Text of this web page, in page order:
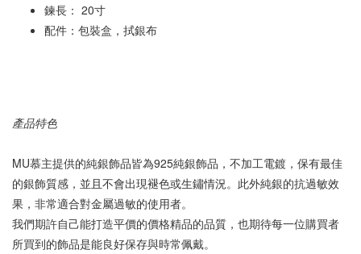
鍊長： 20寸
配件：包裝盒，拭銀布
產品特色
MU慕主提供的純銀飾品皆為925純銀飾品，不加工電鍍，保有最佳
的銀飾質感，並且不會出現褪色或生鏽情況。此外純銀的抗過敏效
果，非常適合對金屬過敏的使用者。
我們期許自己能打造平價的價格精品的品質，也期待每一位購買者
所買到的飾品是能良好保存與時常佩戴。